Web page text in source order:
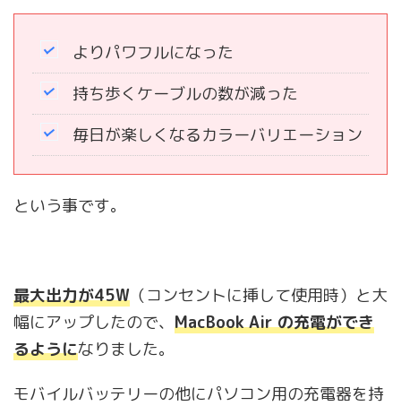
よりパワフルになった
持ち歩くケーブルの数が減った
毎日が楽しくなるカラーバリエーション
という事です。
最大出力が45W （コンセントに挿して使用時）と大
幅にアップしたので、 MacBook Air の充電ができ
るようになりました。
モバイルバッテリーの他にパソコン用の充電器を持